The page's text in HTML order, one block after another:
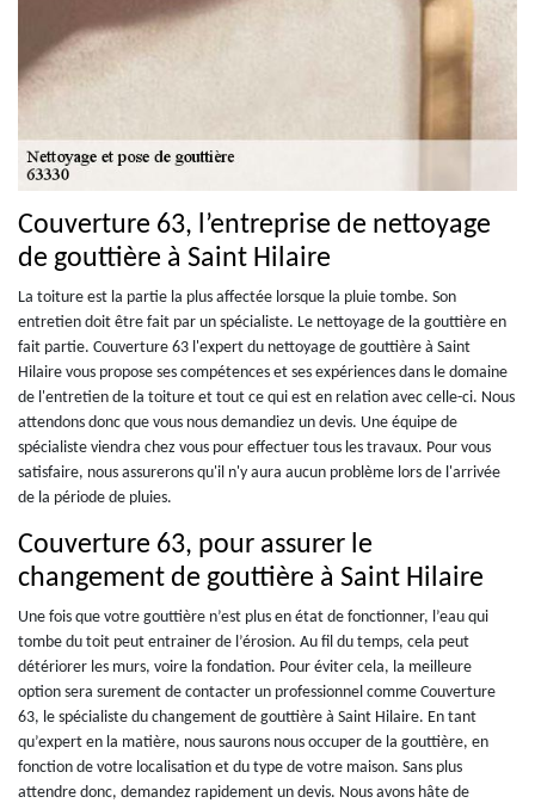
Couverture 63, l’entreprise de nettoyage
de gouttière à Saint Hilaire
La toiture est la partie la plus affectée lorsque la pluie tombe. Son
entretien doit être fait par un spécialiste. Le nettoyage de la gouttière en
fait partie. Couverture 63 l'expert du nettoyage de gouttière à Saint
Hilaire vous propose ses compétences et ses expériences dans le domaine
de l'entretien de la toiture et tout ce qui est en relation avec celle-ci. Nous
attendons donc que vous nous demandiez un devis. Une équipe de
spécialiste viendra chez vous pour effectuer tous les travaux. Pour vous
satisfaire, nous assurerons qu'il n'y aura aucun problème lors de l'arrivée
de la période de pluies.
Couverture 63, pour assurer le
changement de gouttière à Saint Hilaire
Une fois que votre gouttière n’est plus en état de fonctionner, l’eau qui
tombe du toit peut entrainer de l’érosion. Au fil du temps, cela peut
détériorer les murs, voire la fondation. Pour éviter cela, la meilleure
option sera surement de contacter un professionnel comme Couverture
63, le spécialiste du changement de gouttière à Saint Hilaire. En tant
qu’expert en la matière, nous saurons nous occuper de la gouttière, en
fonction de votre localisation et du type de votre maison. Sans plus
attendre donc, demandez rapidement un devis. Nous avons hâte de